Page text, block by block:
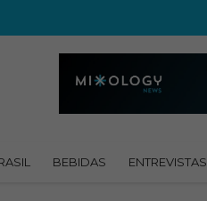
BEBIDAS ENTREVISTAS